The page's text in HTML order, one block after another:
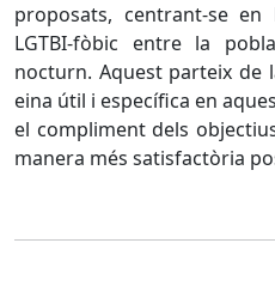
proposats, centrant-se en
LGTBI-fòbic entre la
nocturn. Aquest parteix de
eina útil i específica en
el compliment dels
manera més satisfactòria